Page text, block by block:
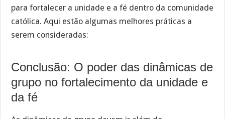
para fortalecer a unidade e a fé dentro da comunidade
católica. Aqui estão algumas melhores práticas a
serem consideradas:
Conclusão: O poder das dinâmicas de
grupo no fortalecimento da unidade e
da fé